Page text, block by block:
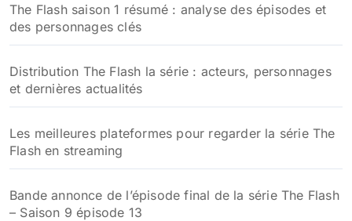
The Flash saison 1 résumé : analyse des épisodes et
des personnages clés
Distribution The Flash la série : acteurs, personnages
et dernières actualités
Les meilleures plateformes pour regarder la série The
Flash en streaming
Bande annonce de l’épisode final de la série The Flash
– Saison 9 épisode 13